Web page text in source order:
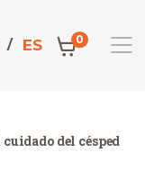
ES 0
del césped